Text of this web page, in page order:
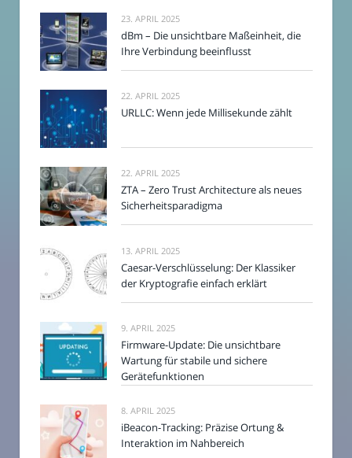
23. APRIL 2025
dBm – Die unsichtbare Maßeinheit, die
Ihre Verbindung beeinflusst
22. APRIL 2025
URLLC: Wenn jede Millisekunde zählt
22. APRIL 2025
ZTA – Zero Trust Architecture als neues
Sicherheitsparadigma
13. APRIL 2025
Caesar-Verschlüsselung: Der Klassiker
der Kryptografie einfach erklärt
9. APRIL 2025
Firmware-Update: Die unsichtbare
Wartung für stabile und sichere
Gerätefunktionen
8. APRIL 2025
iBeacon-Tracking: Präzise Ortung &
Interaktion im Nahbereich